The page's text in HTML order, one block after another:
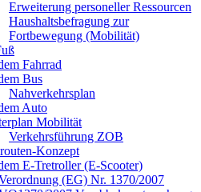
Erweiterung personeller Ressourcen
Haushaltsbefragung zur
Fortbewegung (Mobilität)
Fahrrad
Bus
Nahverkehrsplan
Auto
Mobilität
Verkehrsführung ZOB
Konzept
E-Tretroller (E-Scooter)
(EG) Nr. 1370/2007